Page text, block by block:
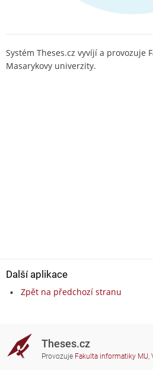
Systém Theses.cz vyvíjí a provozuje
Masarykovy univerzity.
Další aplikace
Zpět na předchozí stranu
Theses.cz
Provozuje Fakulta informatiky MU,